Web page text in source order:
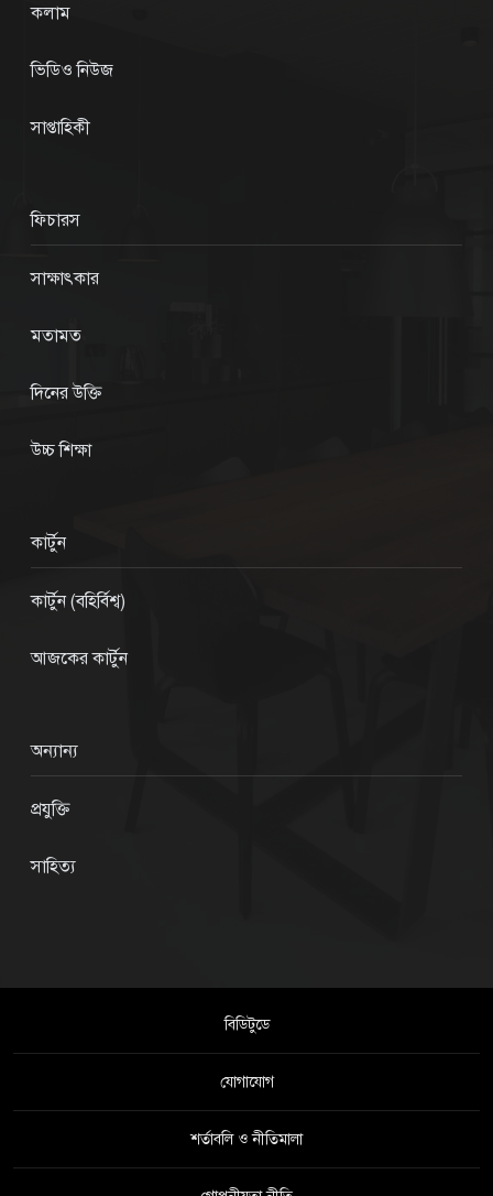
কলাম
ভিডিও নিউজ
সাপ্তাহিকী
ফিচারস
সাক্ষাৎকার
মতামত
দিনের উক্তি
উচ্চ শিক্ষা
কার্টুন
কার্টুন (বহির্বিশ্ব)
আজকের কার্টুন
অন্যান্য
প্রযুক্তি
সাহিত্য
বিডিটুডে
যোগাযোগ
শর্তাবলি ও নীতিমালা